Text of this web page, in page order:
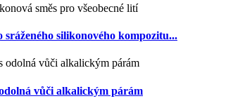
sráženého silikonového kompozitu...
vůči alkalickým párám